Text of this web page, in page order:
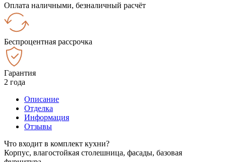
Оплата наличными, безналичный расчёт
Беспроцентная рассрочка
Гарантия
2 года
Описание
Отделка
Информация
Отзывы
Что входит в комплект кухни?
Корпус, влагостойкая столешница, фасады, базовая